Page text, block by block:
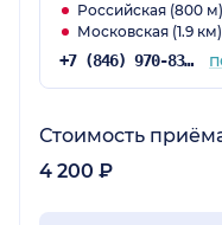
Российская (800 м)
Московская (1.9 км)
+7 (846) 970-83-08
Стоимость
4 200 ₽